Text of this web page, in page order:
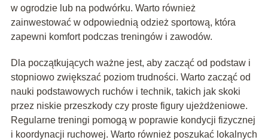
w ogrodzie lub na podwórku. Warto również
zainwestować w odpowiednią odzież sportową, która
zapewni komfort podczas treningów i zawodów.
Dla początkujących ważne jest, aby zacząć od podstaw i
stopniowo zwiększać poziom trudności. Warto zacząć od
nauki podstawowych ruchów i technik, takich jak skoki
przez niskie przeszkody czy proste figury ujeżdżeniowe.
Regularne treningi pomogą w poprawie kondycji fizycznej
i koordynacji ruchowej. Warto również poszukać lokalnych